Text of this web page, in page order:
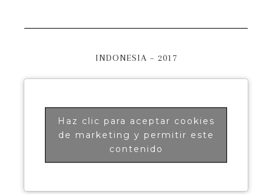
INDONESIA – 2017
Haz clic para aceptar cookies
de marketing y permitir este
contenido